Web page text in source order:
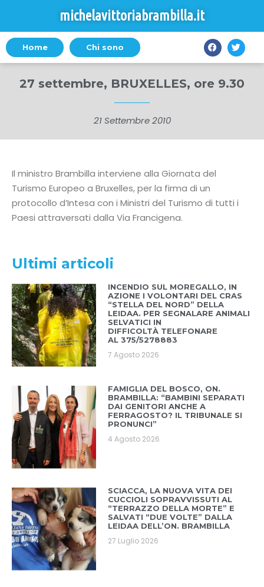
michelavittoriabrambilla.it
Home Chi sono
27 settembre, BRUXELLES, ore 9.30
21 Settembre 2010
Il ministro Brambilla interviene alla Giornata del
Turismo Europeo a Bruxelles, per la firma di un
protocollo d’Intesa con i Ministri del Turismo di tutti i
Paesi attraversati dalla Via Francigena.
Ultimi articoli
INCENDIO SUL MOREGALLO, IN
AZIONE I VOLONTARI DEL CRAS
“STELLA DEL NORD” DELLA
LEIDAA. PER SEGNALARE ANIMALI
SELVATICI IN
DIFFICOLTÀ TELEFONARE
AL 375/5278883
7 Agosto 2026
FAMIGLIA DEL BOSCO, ON.
BRAMBILLA: “BAMBINI SEPARATI
DAI GENITORI ANCHE A
FERRAGOSTO? IL TRIBUNALE SI
PRONUNCI”
4 Agosto 2026
SCIACCA, LA NUOVA VITA DEI
CUCCIOLI SOPRAVVISSUTI AL
“TERRAZZO DELLA MORTE” E
SALVATI “DUE VOLTE” DALLA
LEIDAA DELL’ON. BRAMBILLA
27 Luglio 2026